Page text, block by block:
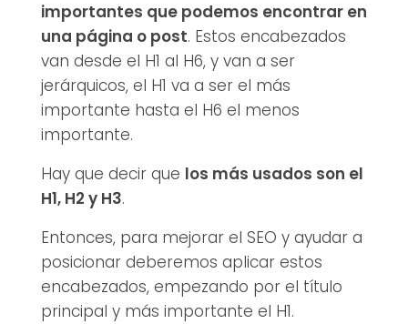
importantes que podemos encontrar en
una página o post. Estos encabezados
van desde el H1 al H6, y van a ser
jerárquicos, el H1 va a ser el más
importante hasta el H6 el menos
importante.
Hay que decir que los más usados son el
H1, H2 y H3.
Entonces, para mejorar el SEO y ayudar a
posicionar deberemos aplicar estos
encabezados, empezando por el título
principal y más importante el H1.